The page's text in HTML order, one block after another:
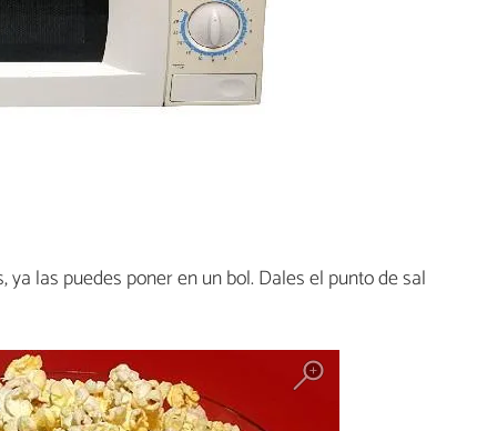
las puedes poner en un bol. Dales el punto de sal